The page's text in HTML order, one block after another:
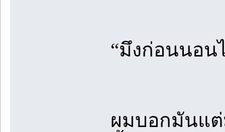
“มึงก่อนนอน
ผมบอกมันแต่